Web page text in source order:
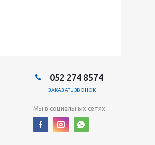
052 274 8574
ЗАКАЗАТЬ ЗВОНОК
Мы в социальных сетях: